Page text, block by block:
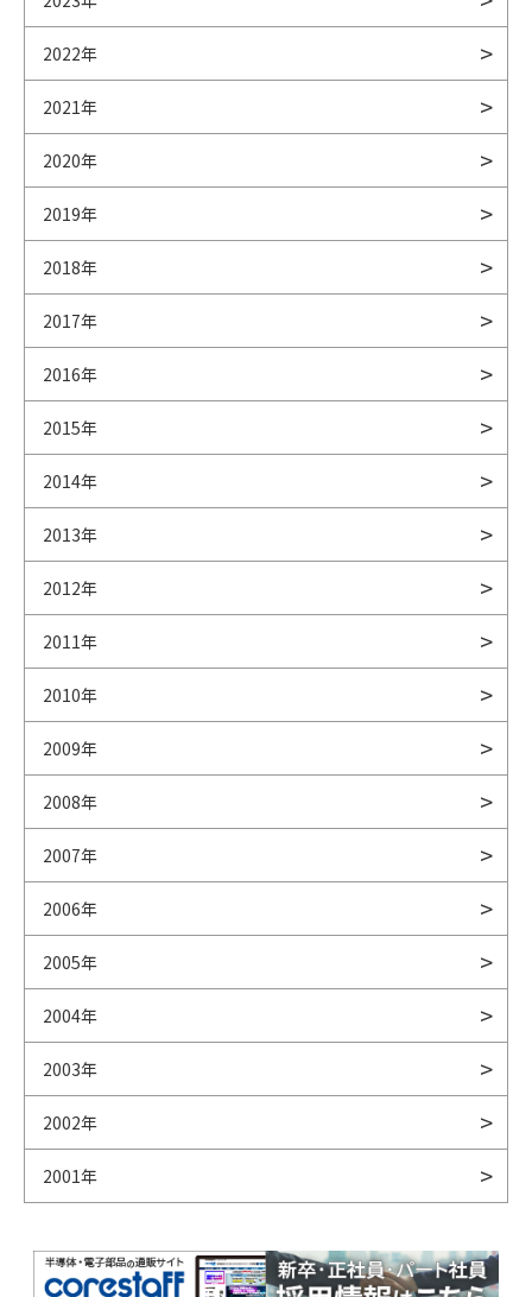
2022年
2021年
2020年
2019年
2018年
2017年
2016年
2015年
2014年
2013年
2012年
2011年
2010年
2009年
2008年
2007年
2006年
2005年
2004年
2003年
2002年
2001年